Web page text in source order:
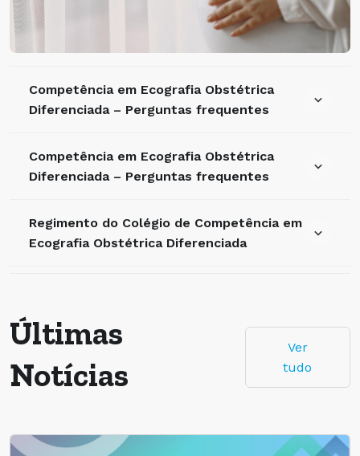
Competência em Ecografia Obstétrica
Diferenciada – Perguntas frequentes
Competência em Ecografia Obstétrica
Diferenciada – Perguntas frequentes
Regimento do Colégio de Competência em
Ecografia Obstétrica Diferenciada
Últimas
Notícias
Ver
tudo